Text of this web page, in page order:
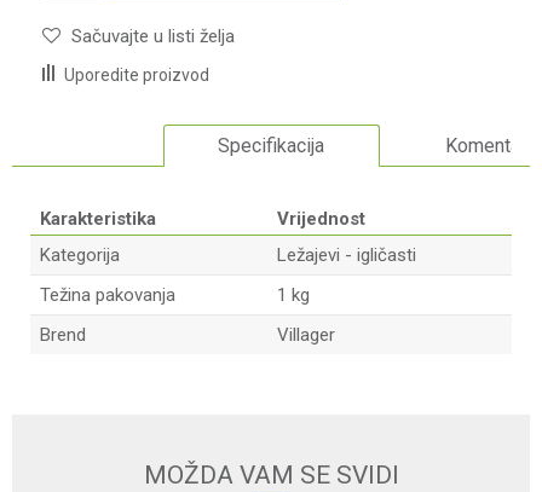
Sačuvajte u listi želja
Uporedite proizvod
Specifikacija Komentari
Karakteristika
Vrijednost
Kategorija
Ležajevi - igličasti
Težina pakovanja
1 kg
Brend
Villager
MOŽDA VAM SE SVIDI